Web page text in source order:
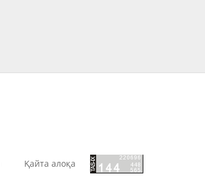
Қайта алоқа